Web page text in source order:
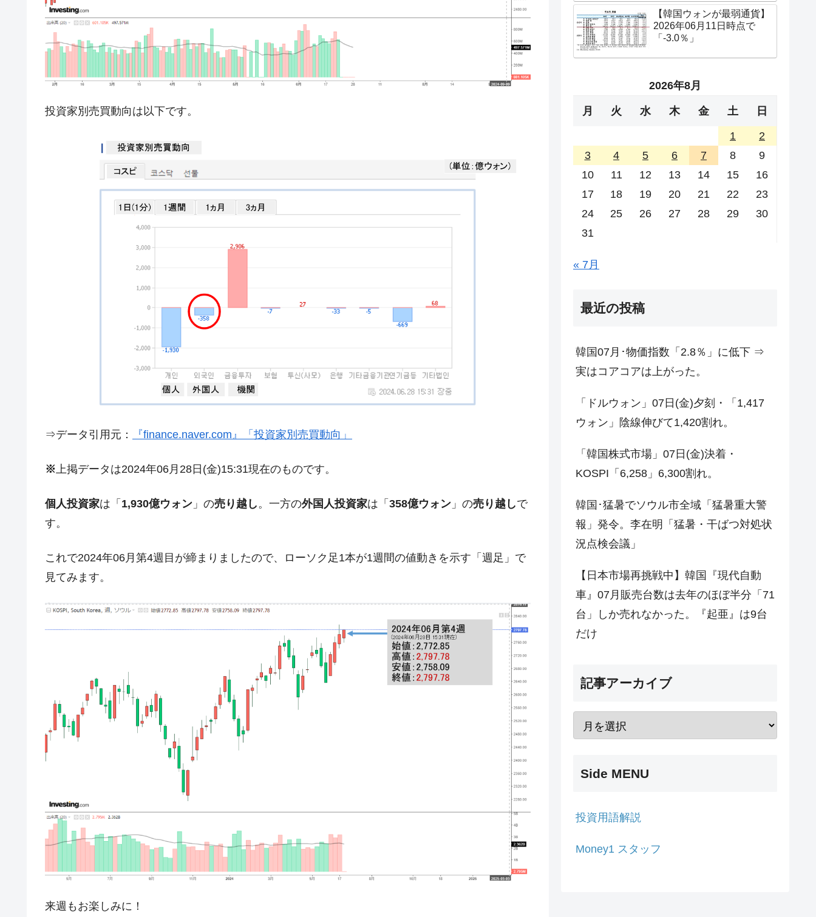
1.9倍！
『Money1』
在韓米国大使スティールが着韓！⇒ さっそく空港に詰めかけ「出て行け！」「極右勢力」のプラカー
ドを掲げる「在韓反米勢力」
『Money1』 韓国『国民年金公団』株価暴落で200兆蒸発。
『Money1』 韓国鉄鋼最大手『POSCO』ズブズブ沈む。営業利益80.2％も減少
米国下院「韓国の公務員個人をターゲットにぶん殴る法案」提出！⇒ クーパン問題は合衆国企業に対
する差別。許してはおかぬ
韓国･加徳島新国際空港「またも暗礁」の危機 ⇒ 10.7兆では損が出るからできない。
【速報】韓国株式市場の暴落・本日07月29日(水)もサイドカー・サーキットブレイカーの二段コンボ
IT産業は人を雇用する効果は低い。全産業の半分未満しか雇用を生まない
日本の誇る海洋資源調査船『白嶺』は先進技術の塊！
夏の甲子園、優勝校を最も多く輩出している都道府県とは？
Fact1 奇跡の毛色「白毛馬」とは？
Fact1 平成仮面ライダーの意外すぎるモチーフとは？
Fact1 発表から2日で大崩壊、鳴かず飛ばずに終わりそうなスーパーリーグとは？
Fact1
Fact1 セレクトセールの高額取引馬が稼いだ金額とは？
投資家別売買動向は以下です。
⇒データ引用元： 『finance.naver.com』「投資家別売買動向」
※上掲データは2024年06月28日(金)15:31現在のものです。
個人投資家は「 1,930億ウォン 」の売り越し。一方の外国人投資家は「 358億ウォン 」の売り越しで
す。
これで2024年06月第4週目が締まりましたので、ローソク足1本が1週間の値動きを示す「週足」で
見てみます。
来週もお楽しみに！
【韓国ウォンが最弱通貨】
2026年06月11日時点で
「-3.0％」
2026年8月
月 火 水 木 金 土 日
1
2
3
4 5 6 7 8
9
10
11 12 13 14 15
16
17
18 19 20 21 22
23
24
25 26 27 28 29
30
31
« 7月
最近の投稿
韓国07月･物価指数「2.8％」に低下 ⇒
実はコアコアは上がった。
「ドルウォン」07日(金)夕刻・「1,417
ウォン」陰線伸びて1,420割れ。
「韓国株式市場」07日(金)決着・
KOSPI「6,258」6,300割れ。
韓国･猛暑でソウル市全域「猛暑重大警
報」発令。李在明「猛暑・干ばつ対処状
況点検会議」
【日本市場再挑戦中】韓国『現代自動
車』07月販売台数は去年のほぼ半分「71
台」しか売れなかった。『起亜』は9台
だけ
記事アーカイブ
Side MENU
投資用語解説
Money1 スタッフ